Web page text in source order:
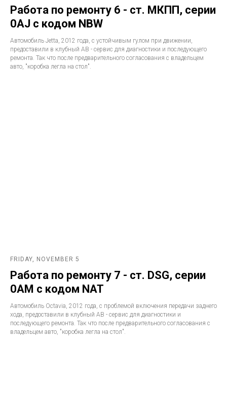
Работа по ремонту 6 - ст. МКПП, серии
0AJ с кодом NBW
Автомобиль Jetta, 2012 года, с устойчивым гулом при движении,
предоставили в клубный АВ - сервис для диагностики и последующего
ремонта. Так что после предварительного согласования с владельцем
авто, "коробка легла на стол".
FRIDAY, NOVEMBER 5
Работа по ремонту 7 - ст. DSG, серии
0AM с кодом NAT
Автомобиль Octavia, 2012 года, с проблемой включения передачи заднего
хода, предоставили в клубный АВ - сервис для диагностики и
последующего ремонта. Так что после предварительного согласования с
владельцем авто, "коробка легла на стол".